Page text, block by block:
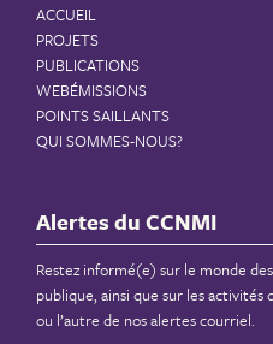
ACCUEIL
PROJETS
PUBLICATIONS
WEBÉMISSIONS
POINTS SAILLANTS
QUI SOMMES-NOUS?
Alertes du CCNMI
Restez informé(e) sur le monde
publique, ainsi que sur les activités
ou l’autre de nos alertes courriel.